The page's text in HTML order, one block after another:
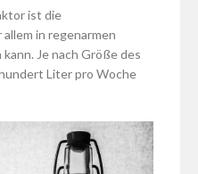
ist die
in regenarmen
Je nach Größe des
Liter pro Woche